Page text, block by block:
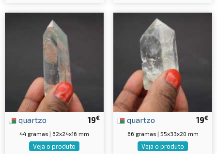
19€
quartzo
44 gramas | 62x24x16 mm
Veja o produto
19€
quartzo
66 gramas | 55x33x20 mm
Veja o produto